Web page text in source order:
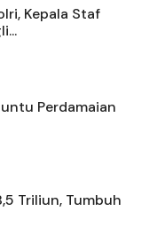
Kepala Staf
Perdamaian
Triliun, Tumbuh